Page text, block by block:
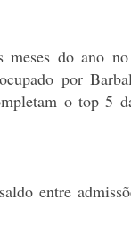
meses do ano
por
o top 5
entre